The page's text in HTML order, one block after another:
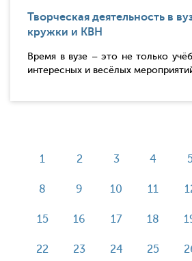
Творческая деятельность в
кружки и КВН
Время в вузе – это не только
интересных и весёлых
1 2 3 4
8 9 10 11
15 16 17 18
22 23 24 25